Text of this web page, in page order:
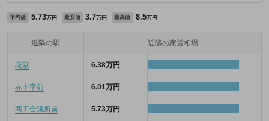
平均値 5.73万円 最安値 3.7万円 最高値 8.5万円
近隣の駅 近隣の家賃相場
花堂 6.38万円
赤十字前 6.01万円
商工会議所前 5.73万円